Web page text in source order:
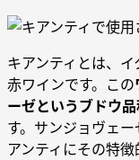
キアンティとは、
赤ワインです。この
ーゼというブドウ
す。サンジョヴェ
アンティにその特徴